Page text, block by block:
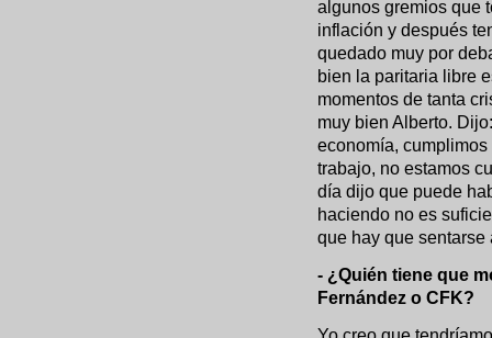
algunos gremios que
inflación y después
quedado muy por
bien la paritaria libre
momentos de tanta
muy bien Alberto.
economía,
trabajo, no estamos
día dijo que puede
haciendo no es
que hay que
- ¿Quién tiene que
Fernández o CFK?